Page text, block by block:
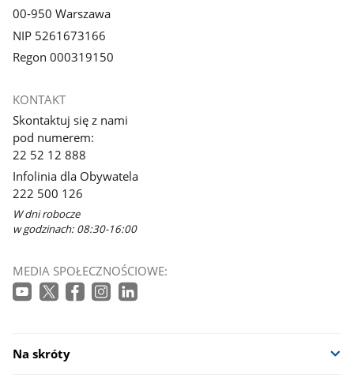
00-950 Warszawa
NIP 5261673166
Regon 000319150
KONTAKT
Skontaktuj się z nami
pod numerem:
22 52 12 888
Infolinia dla Obywatela
222 500 126
W dni robocze
w godzinach: 08:30-16:00
MEDIA SPOŁECZNOŚCIOWE:
Na skróty